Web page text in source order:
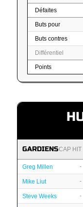
Défaites
Buts pour
Buts contres
Différentiel
Points
GARDIENSCAP HIT
Greg Millen -
Mike Liut -
Steve Weeks -